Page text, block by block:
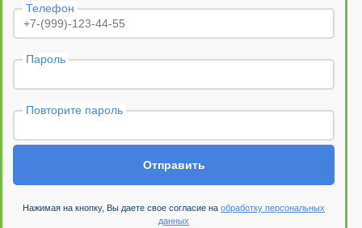
Телефон
Пароль
Повторите пароль
Отправить
Нажимая на кнопку, Вы даете свое согласие на обработку персональных
данных